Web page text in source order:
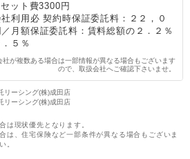
ット費3300円
利用必 契約時保証委託料：２２，０
／月額保証委託料：賃料総額の２．２％
５％
が複数ある場合は一部情報が異なる場合もございます
ので、取扱会社へご確認下さいませ。
リーシング(株)成田店
リーシング(株)成田店
は現状優先となります。
は、住宅保険など一部条件が異なる場合もございま
。